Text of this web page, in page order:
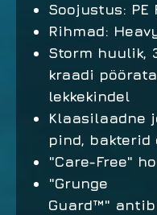
Soojustus: PE
Rihmad:
Storm huulik,
kraadi
lekkekindel
Klaasilaadne
pind, bakterid
"Care-Free"
"Grunge
Guard™"